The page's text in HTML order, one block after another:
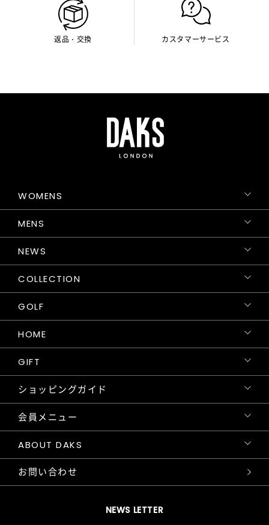
返品・交換 カスタマーサービス
NEWS LETTER
WOMENS
MENS
NEWS
COLLECTION
GOLF
HOME
GIFT
ショッピングガイド
会員メニュー
ABOUT DAKS
お問い合わせ